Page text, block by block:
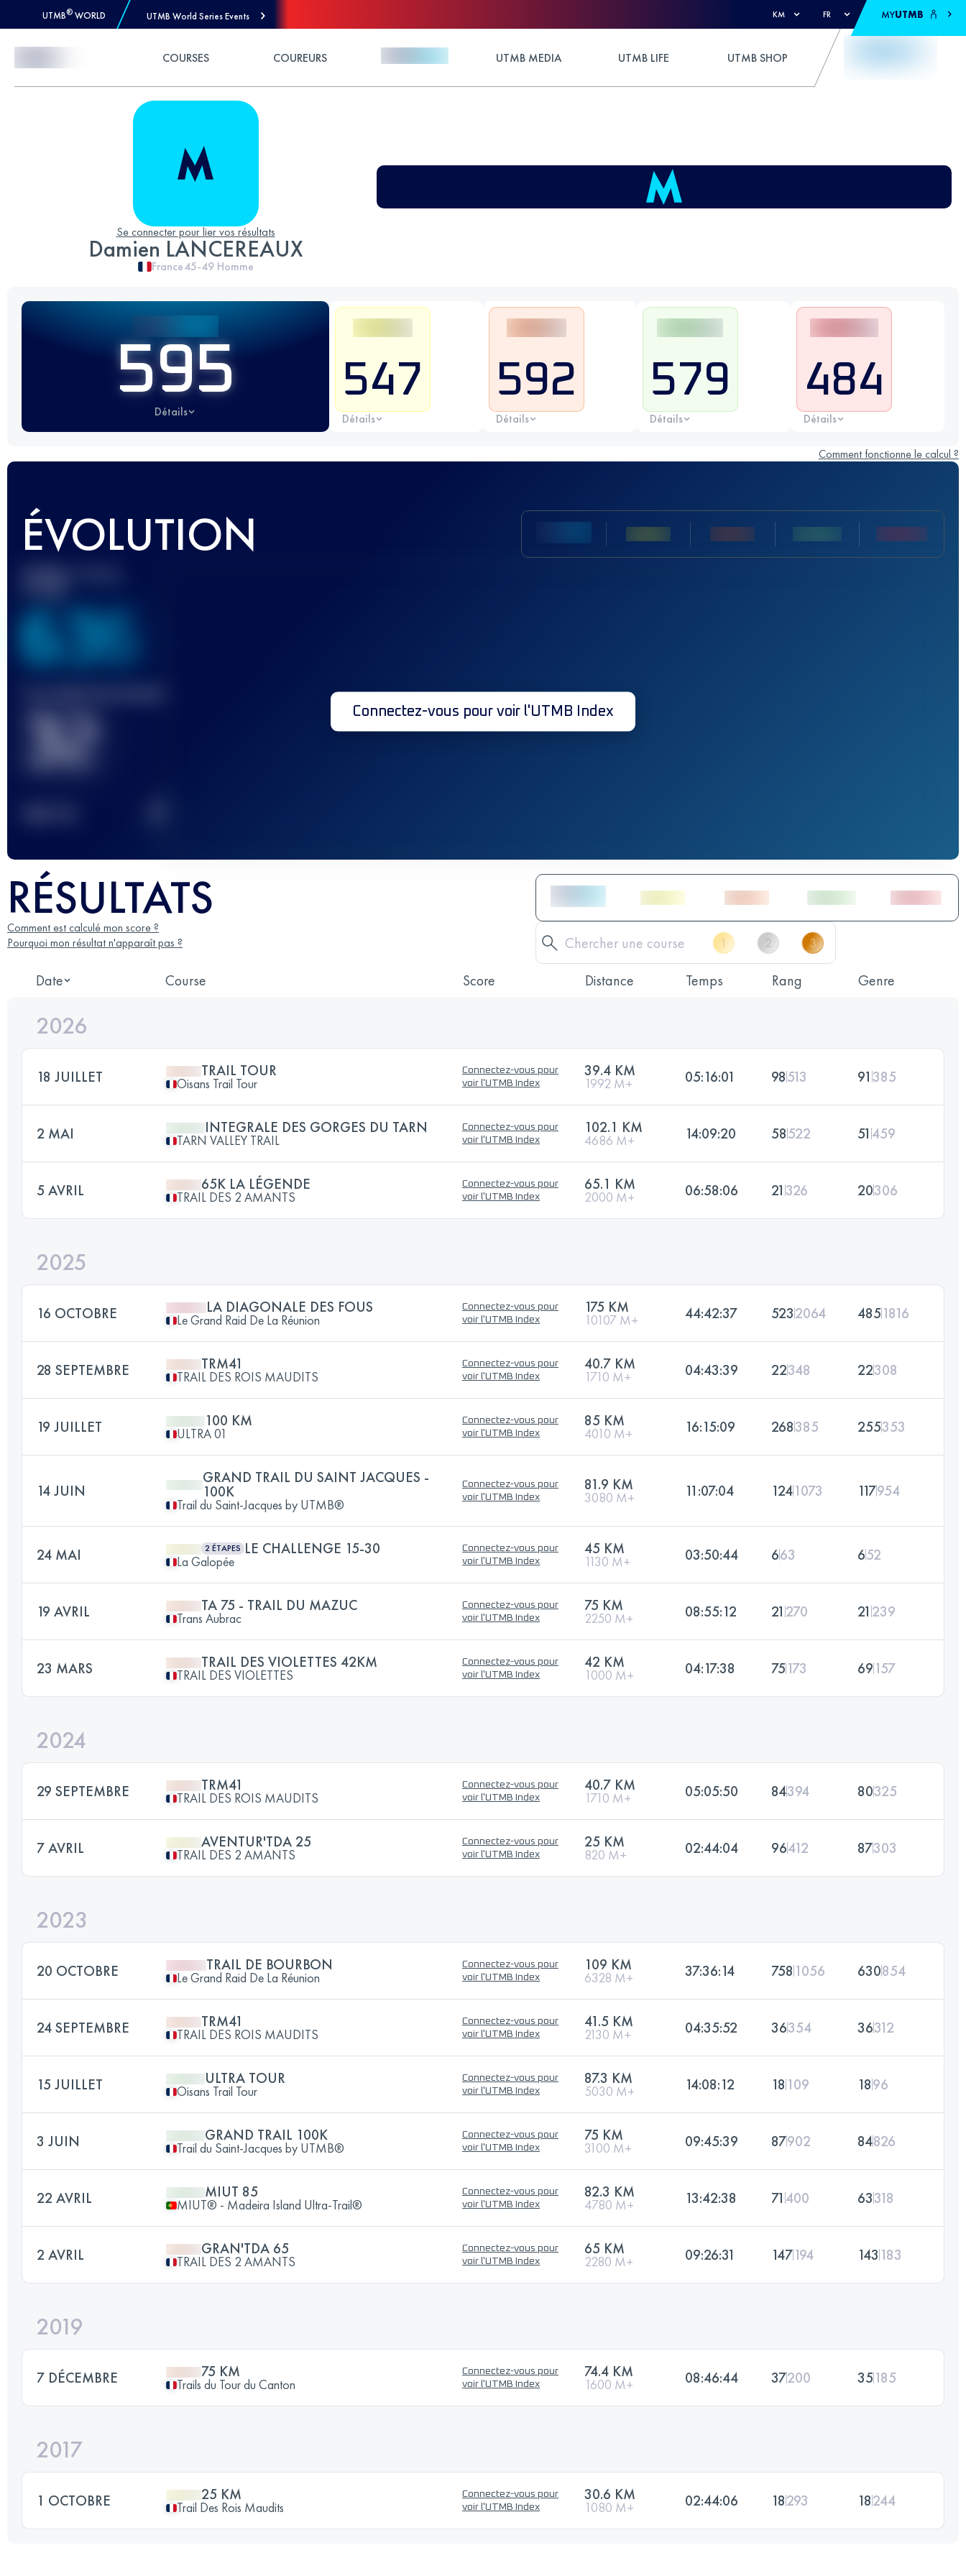
UTMB® WORLD UTMB World Series Events KM FR MYUTMB
COURSES COUREURS UTMB MEDIA UTMB LIFE UTMB SHOP
Se connecter pour lier vos résultats
Damien LANCEREAUX
France45-49 Homme
595
Détails
547
Détails
592
Détails
579
Détails
484
Détails
Comment fonctionne le calcul ?
ÉVOLUTION
Meilleur Score
636
32 Connectez-vous pour voir l'UTMB Index
RÉSULTATS
Comment est calculé mon score ?
Pourquoi mon résultat n'apparaît pas ?
Date Course Score Distance Temps Rang Genre
2026
18 JUILLET TRAIL TOUR
Oisans Trail Tour
Connectez-vous pour
voir l'UTMB Index
39.4 KM
1992 M+ 05:16:01 98513 91385
2 MAI INTEGRALE DES GORGES DU TARN
TARN VALLEY TRAIL
Connectez-vous pour
voir l'UTMB Index
102.1 KM
4686 M+ 14:09:20 58522 51 459
5 AVRIL 65K LA LÉGENDE
TRAIL DES 2 AMANTS
Connectez-vous pour
voir l'UTMB Index
65.1 KM
2000 M+ 06:58:06 21326 20306
2025
16 OCTOBRE LA DIAGONALE DES FOUS
Le Grand Raid De La Réunion
Connectez-vous pour
voir l'UTMB Index
175 KM
10107 M+ 44:42:37 5232064 4851816
28 SEPTEMBRE TRM41
TRAIL DES ROIS MAUDITS
Connectez-vous pour
voir l'UTMB Index
40.7 KM
1710 M+ 04:43:39 22348 22308
19 JUILLET 100 KM
ULTRA 01
Connectez-vous pour
voir l'UTMB Index
85 KM
4010 M+ 16:15:09 268385 255353
14 JUIN
GRAND TRAIL DU SAINT JACQUES -
100K
Trail du Saint-Jacques by UTMB®
Connectez-vous pour
voir l'UTMB Index
81.9 KM
3080 M+ 11:07:04 1241073 117954
24 MAI 2 ÉTAPES LE CHALLENGE 15-30
La Galopée
Connectez-vous pour
voir l'UTMB Index
45 KM
1130 M+ 03:50:44 663 652
19 AVRIL TA 75 - TRAIL DU MAZUC
Trans Aubrac
Connectez-vous pour
voir l'UTMB Index
75 KM
2250 M+ 08:55:12 21 270 21 239
23 MARS TRAIL DES VIOLETTES 42KM
TRAIL DES VIOLETTES
Connectez-vous pour
voir l'UTMB Index
42 KM
1000 M+ 04:17:38 75173 69157
2024
29 SEPTEMBRE TRM41
TRAIL DES ROIS MAUDITS
Connectez-vous pour
voir l'UTMB Index
40.7 KM
1710 M+ 05:05:50 84394 80325
7 AVRIL AVENTUR'TDA 25
TRAIL DES 2 AMANTS
Connectez-vous pour
voir l'UTMB Index
25 KM
820 M+ 02:44:04 96412 87303
2023
20 OCTOBRE TRAIL DE BOURBON
Le Grand Raid De La Réunion
Connectez-vous pour
voir l'UTMB Index
109 KM
6328 M+ 37:36:14 758 1056 630854
24 SEPTEMBRE TRM41
TRAIL DES ROIS MAUDITS
Connectez-vous pour
voir l'UTMB Index
41.5 KM
2130 M+ 04:35:52 36354 36312
15 JUILLET ULTRA TOUR
Oisans Trail Tour
Connectez-vous pour
voir l'UTMB Index
87.3 KM
5030 M+ 14:08:12 18 109 1896
3 JUIN GRAND TRAIL 100K
Trail du Saint-Jacques by UTMB®
Connectez-vous pour
voir l'UTMB Index
75 KM
3100 M+ 09:45:39 87902 84826
22 AVRIL MIUT 85
MIUT® - Madeira Island Ultra-Trail®
Connectez-vous pour
voir l'UTMB Index
82.3 KM
4780 M+ 13:42:38 71 400 63318
2 AVRIL GRAN'TDA 65
TRAIL DES 2 AMANTS
Connectez-vous pour
voir l'UTMB Index
65 KM
2280 M+ 09:26:31 147194 143 183
2019
7 DÉCEMBRE 75 KM
Trails du Tour du Canton
Connectez-vous pour
voir l'UTMB Index
74.4 KM
1600 M+ 08:46:44 37200 35185
2017
1 OCTOBRE 25 KM
Trail Des Rois Maudits
Connectez-vous pour
voir l'UTMB Index
30.6 KM
1080 M+ 02:44:06 18293 18244